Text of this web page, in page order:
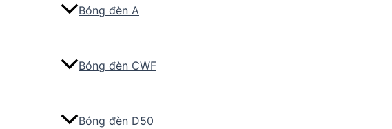
Bóng đèn A
Bóng đèn CWF
Bóng đèn D50